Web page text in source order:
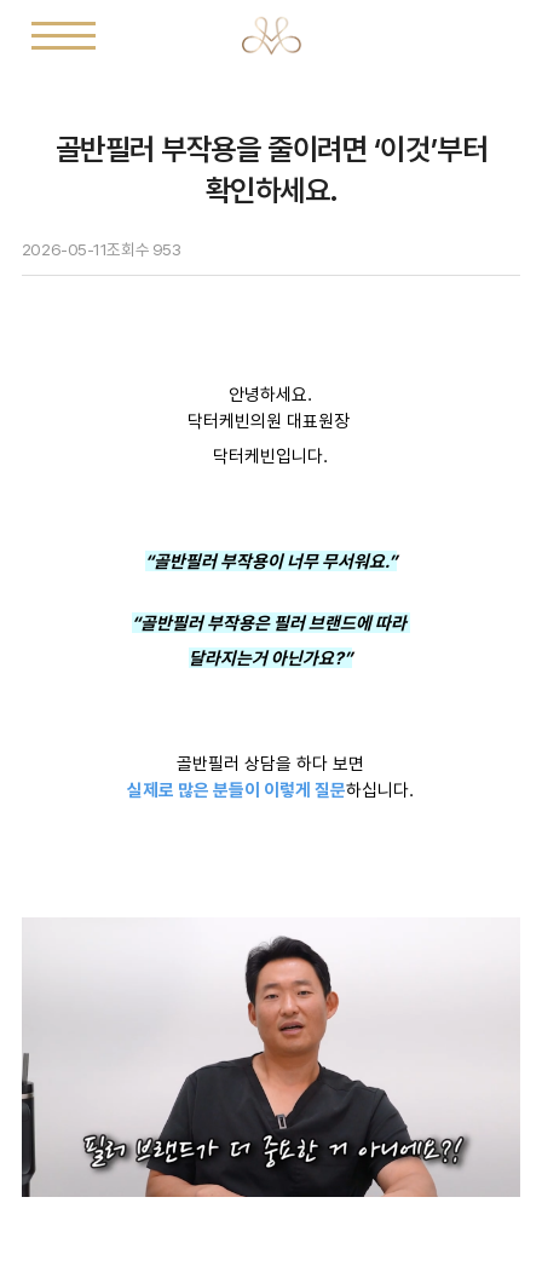
골반필러 부작용을 줄이려면 ‘이것’부터
확인하세요.
2026-05-11조회수 953
안녕하세요.
닥터케빈의원 대표원장
닥터케빈입니다.
“골반필러 부작용이 너무 무서워요.”
“골반필러 부작용은 필러 브랜드에 따라
달라지는거 아닌가요?”
골반필러 상담을 하다 보면
실제로 많은 분들이 이렇게 질문하십니다.